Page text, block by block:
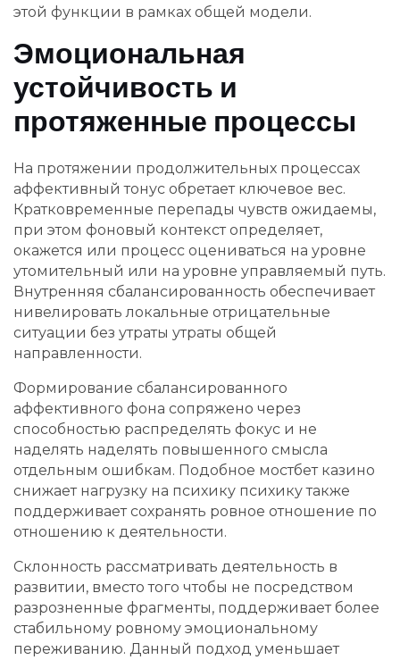
этой функции в рамках общей модели.
Эмоциональная
устойчивость и
протяженные процессы
На протяжении продолжительных процессах
аффективный тонус обретает ключевое вес.
Кратковременные перепады чувств ожидаемы,
при этом фоновый контекст определяет,
окажется или процесс оцениваться на уровне
утомительный или на уровне управляемый путь.
Внутренняя сбалансированность обеспечивает
нивелировать локальные отрицательные
ситуации без утраты утраты общей
направленности.
Формирование сбалансированного
аффективного фона сопряжено через
способностью распределять фокус и не
наделять наделять повышенного смысла
отдельным ошибкам. Подобное мостбет казино
снижает нагрузку на психику психику также
поддерживает сохранять ровное отношение по
отношению к деятельности.
Склонность рассматривать деятельность в
развитии, вместо того чтобы не посредством
разрозненные фрагменты, поддерживает более
стабильному ровному эмоциональному
переживанию. Данный подход уменьшает